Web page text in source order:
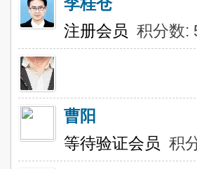
注册会员 积分数:
曹阳
等待验证会员 积